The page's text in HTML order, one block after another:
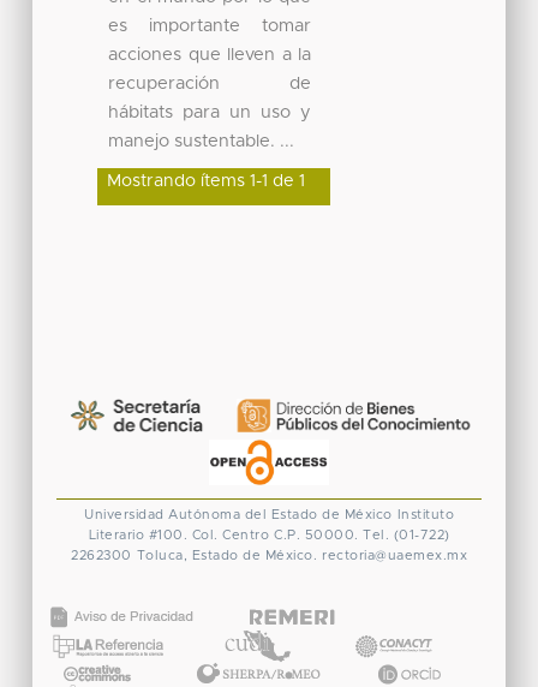
es importante tomar
acciones que lleven a la
recuperación de
hábitats para un uso y
manejo sustentable. ...
Mostrando ítems 1-1 de 1
Universidad Autónoma del Estado de México
Instituto
Literario #100. Col. Centro C.P. 50000. Tel. (01-722)
2262300 Toluca, Estado de México. rectoria@uaemex.mx